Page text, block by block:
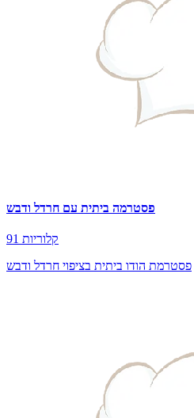
פסטרמה ביתית עם חרדל ודבש
91 קלוריות
פסטרמת הודו ביתית בציפוי חרדל ודבש